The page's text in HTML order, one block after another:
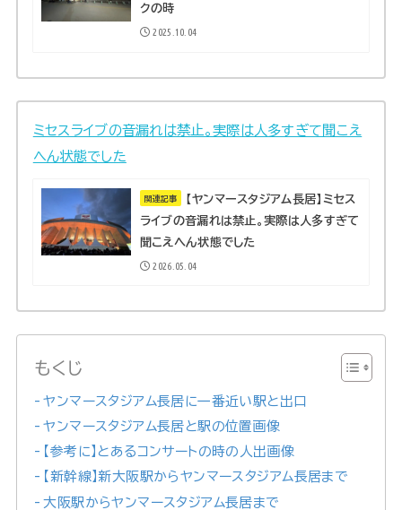
クの時
2025.10.04
ミセスライブの音漏れは禁止。実際は人多すぎて聞こえ
へん状態でした
関連記事
【ヤンマースタジアム長居】ミセス
ライブの音漏れは禁止。実際は人多すぎて
聞こえへん状態でした
2026.05.04
もくじ
ヤンマースタジアム長居に一番近い駅と出口
ヤンマースタジアム長居と駅の位置画像
【参考に】とあるコンサートの時の人出画像
【新幹線】新大阪駅からヤンマースタジアム長居まで
大阪駅からヤンマースタジアム長居まで